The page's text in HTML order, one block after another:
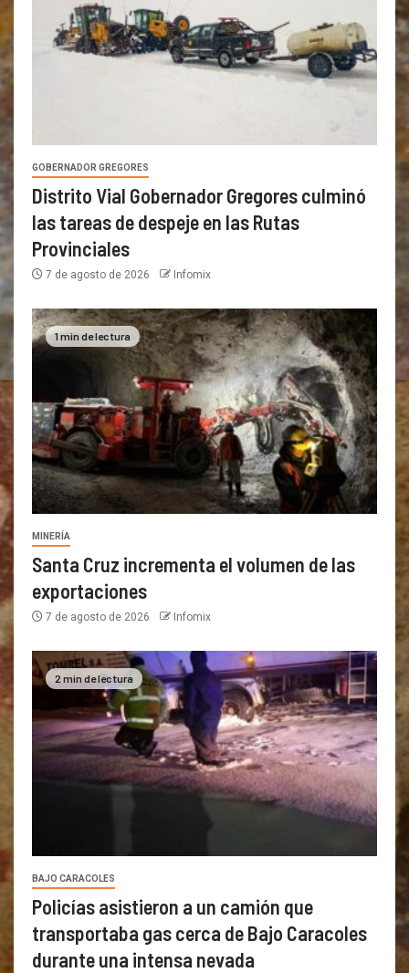
GOBERNADOR GREGORES
Distrito Vial Gobernador Gregores culminó
las tareas de despeje en las Rutas
Provinciales
7 de agosto de 2026 Infomix
1 min de lectura
MINERÍA
Santa Cruz incrementa el volumen de las
exportaciones
7 de agosto de 2026 Infomix
2 min de lectura
BAJO CARACOLES
Policías asistieron a un camión que
transportaba gas cerca de Bajo Caracoles
durante una intensa nevada